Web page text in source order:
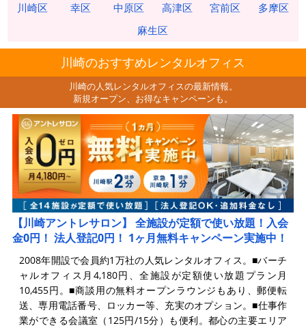
川崎区 幸区 中原区 高津区 宮前区
多摩区
麻生区
川崎のおすすめレンタルオフィス
川崎の人気レンタルオフィスの最新情報。
新規オープン、お得なキャンペーンも。
【川崎アントレサロン】 全施設が定額で使い放題！入会
金0円！ 法人登記0円！ 1ヶ月無料キャンペーン実施中！
2008年開設で会員約1万社の人気レンタルオフィス。■バーチ
ャルオフィス月4,180円、全施設が定額使い放題プラン月
10,455円。■商談用の無料オープンラウンジもあり、郵便転
送、専用電話番号、ロッカー等、充実のオプション。■仕事作
業ができる会議室（125円/15分）も便利。都心の主要エリア